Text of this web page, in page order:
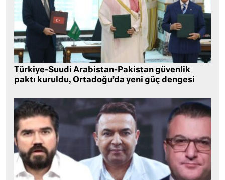
Türkiye-Suudi Arabistan-Pakistan güvenlik
paktı kuruldu, Ortadoğu’da yeni güç dengesi